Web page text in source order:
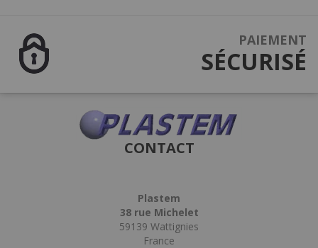
PAIEMENT
SÉCURISÉ
CONTACT
Plastem
38 rue Michelet
59139 Wattignies
France